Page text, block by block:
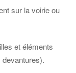
sur la voirie ou
et éléments